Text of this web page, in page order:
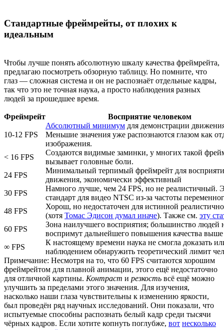
Стандартные фреймрейты, от плохих к
идеальным
Чтобы лучше понять абсолютную шкалу качества фреймрейта,
предлагаю посмотреть обзорную таблицу. Но помните, что
глаз — сложная система и он не распознаёт отдельные кадры,
так что это не точная наука, а просто наблюдения разных
людей за прошедшее время.
Фреймрейт Восприятие человеком
10-12 FPS
Абсолютный минимум для демонстрации
Меньшие значения уже распознаются глазом как
изображения.
< 16 FPS
Создаются видимые заминки, у многих такой
вызывает головные боли.
24 FPS
Минимальный терпимый фреймрейт для
движения, экономически эффективный
30 FPS
Намного лучше, чем 24 FPS, но не реалистичный.
стандарт для видео NTSC из-за частоты
48 FPS
Хорош, но недостаточен для истинной
(хотя Томас Эдисон думал иначе). Также см. эту
60 FPS
Зона наилучшего восприятия; большинство людей
воспримут дальнейшего повышения качества выше
∞ FPS
К настоящему времени наука не смогла доказать
наблюдением обнаружить теоретический лимит
Примечание: Несмотря на то, что 60 FPS считаются хорошим
фреймрейтом для плавной анимации, этого ещё недостаточно
для отличной картины. Контраст и резкость всё ещё можно
улучшить за пределами этого значения. Для изучения,
насколько наши глаза чувствительны к изменению яркости,
был проведён ряд научных исследований. Они показали, что
испытуемые способны распознать белый кадр среди тысячи
чёрных кадров. Если хотите копнуть поглубже, вот несколько